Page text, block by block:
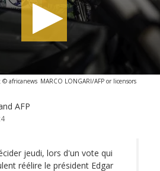
© africanews MARCO LONGARI/AFP or licensors
AFP
jeudi, lors d'un vote qui
réélire le président Edgar